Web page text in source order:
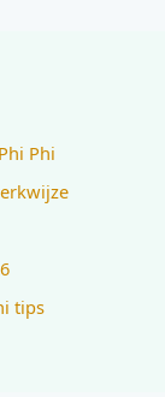
Phi
tips